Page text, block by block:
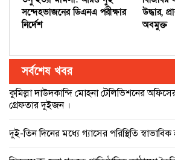
সন্দেহভাজনের ডিএনএ পরীক্ষার
নির্দেশ
উদ্ধার,
অবমুক্ত
সর্বশেষ খবর
কুমিল্লা দাউদকান্দি মোহনা টেলিভিশনের
গ্রেফতার দুইজন ।
দুই-তিন দিনের মধ্যে গ্যাসের পরিস্থিতি স্বাভাবিক